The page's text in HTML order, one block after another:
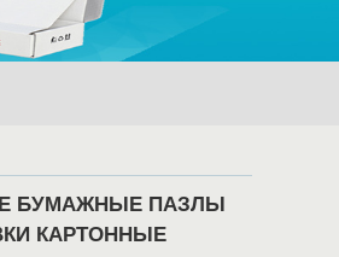
БУМАЖНЫЕ ПАЗЛЫ
КАРТОННЫЕ